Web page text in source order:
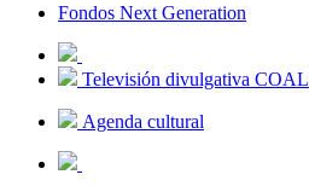
Fondos Next Generation
Televisión divulgativa COAL
Agenda cultural